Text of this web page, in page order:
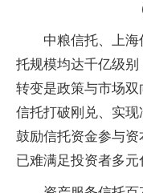
中粮信托、上
托规模均达千亿级
转变是政策与市场
信托打破刚兑、实
鼓励信托资金参与
已难满足投资者多元